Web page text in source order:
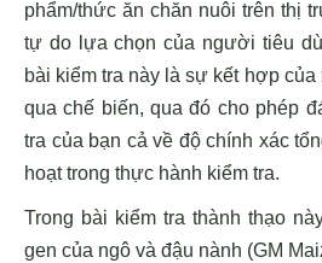
phẩm/thức ăn chăn nuôi trên thị
tự do lựa chọn của người tiêu
bài kiểm tra này là sự kết hợp
qua chế biến, qua đó cho phép
tra của bạn cả về độ chính xác
hoạt trong thực hành kiểm tra.
Trong bài kiểm tra thành thạo
gen của ngô và đậu nành (GM